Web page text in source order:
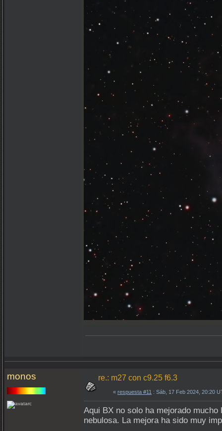
monos re.: m27 con c9.25 f6.3
« respuesta #11 : Sáb, 17 Feb 2024, 20:20
Aqui BX no solo ha mejorado
nebulosa. La mejora ha sido muy